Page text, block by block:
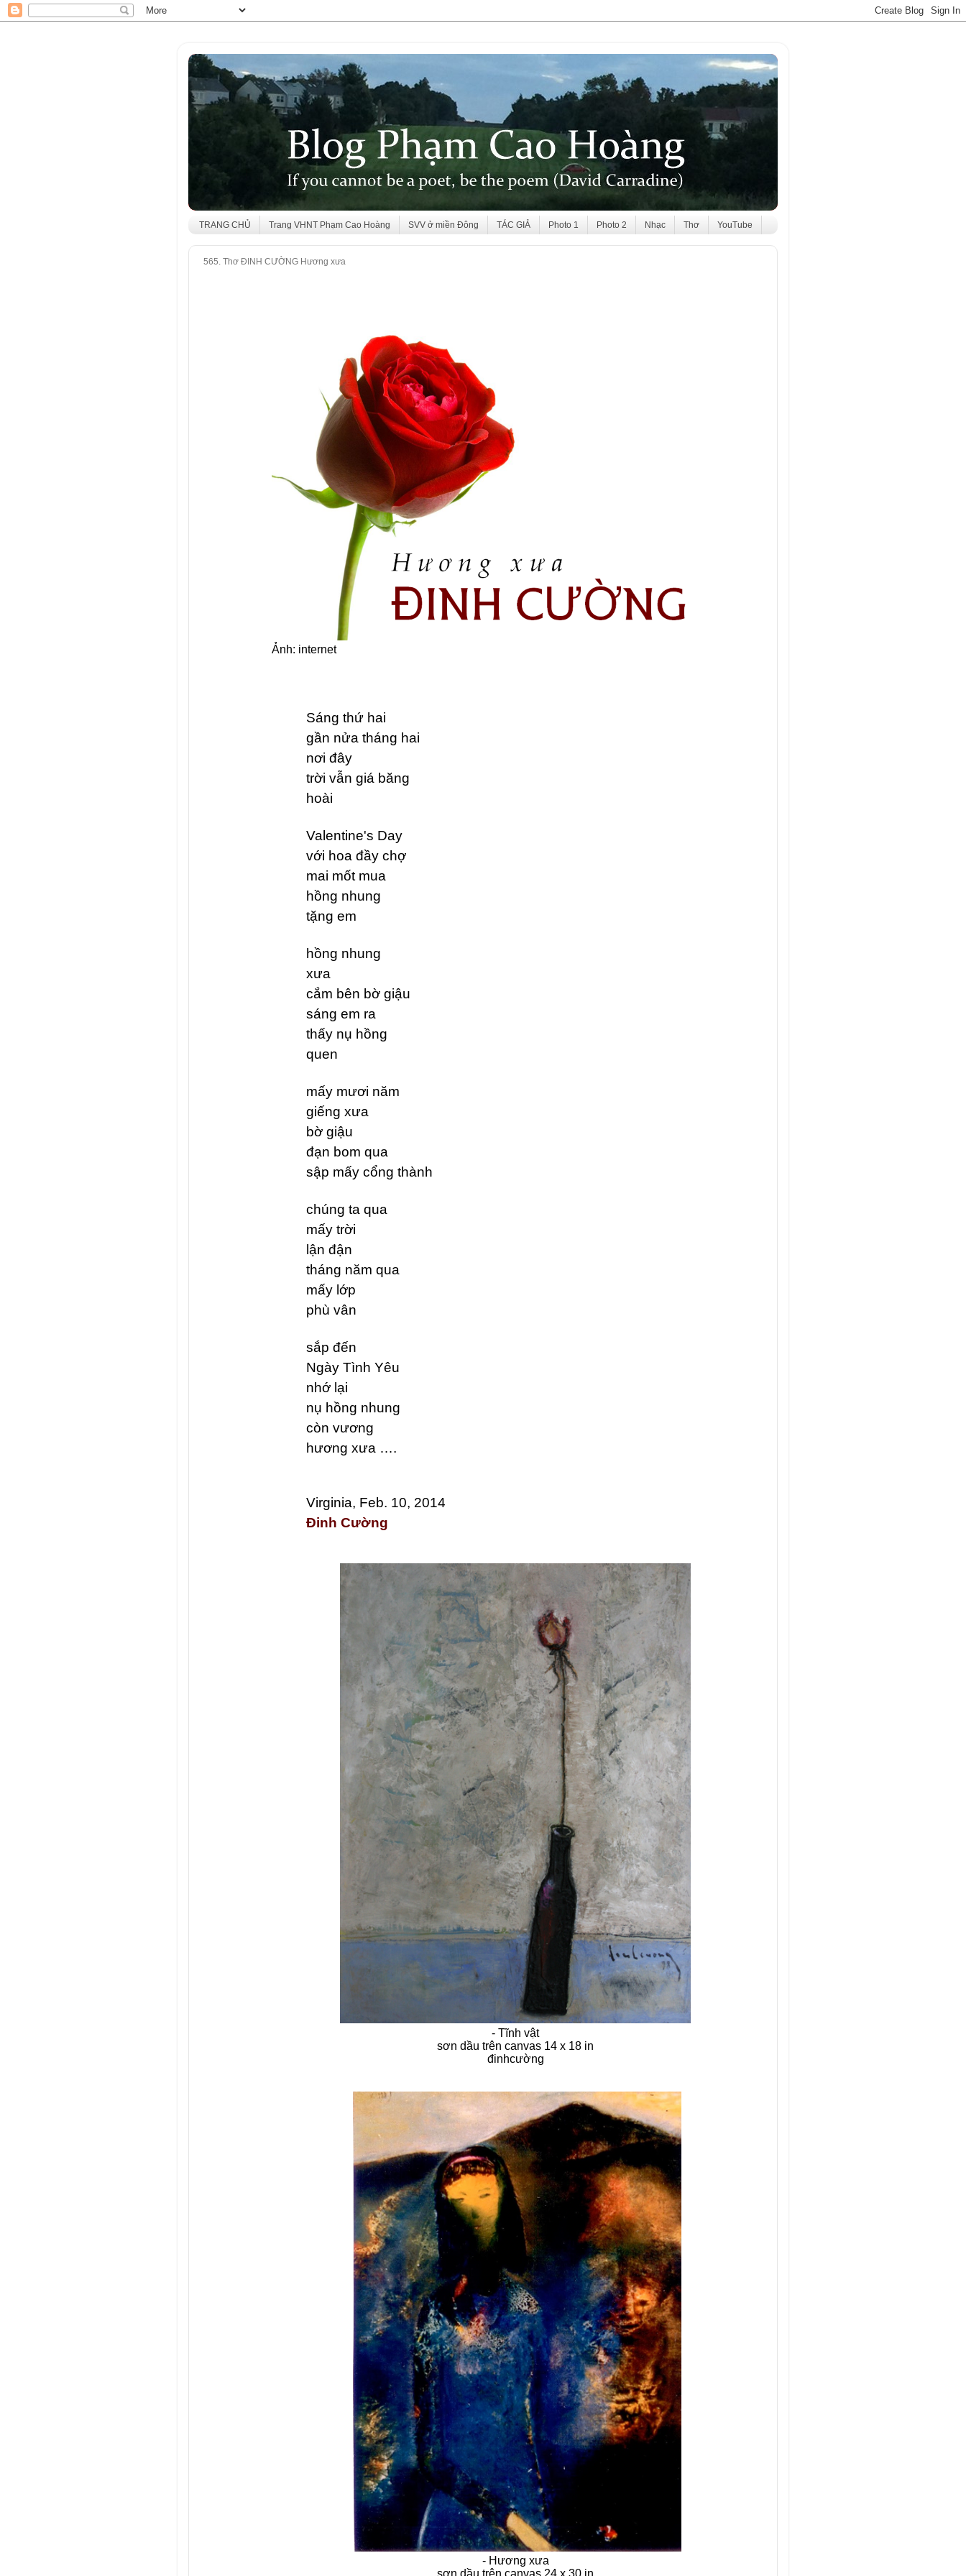
TRANG CHỦ Trang VHNT Phạm Cao Hoàng SVV ở miền Đông TÁC GIẢ Photo 1 Photo 2 Nhạc Thơ YouTube
565. Thơ ĐINH CƯỜNG Hương xưa
Ảnh: internet
Sáng thứ hai
gần nửa tháng hai
nơi đây
trời vẫn giá băng
hoài
Valentine's Day
với hoa đầy chợ
mai mốt mua
hồng nhung
tặng em
hồng nhung
xưa
cắm bên bờ giậu
sáng em ra
thấy nụ hồng
quen
mấy mươi năm
giếng xưa
bờ giậu
đạn bom qua
sập mấy cổng thành
chúng ta qua
mấy trời
lận đận
tháng năm qua
mấy lớp
phù vân
sắp đến
Ngày Tình Yêu
nhớ lại
nụ hồng nhung
còn vương
hương xưa ….
Virginia, Feb. 10, 2014
Đinh Cường
- Tĩnh vật
sơn dầu trên canvas 14 x 18 in
đinhcường
- Hương xưa
sơn dầu trên canvas 24 x 30 in